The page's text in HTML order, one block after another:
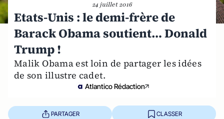
24 juillet 2016
Etats-Unis : le demi-frère de
Barack Obama soutient… Donald
Trump !
Malik Obama est loin de partager les idées
de son illustre cadet.
Atlantico Rédaction
PARTAGER CLASSER